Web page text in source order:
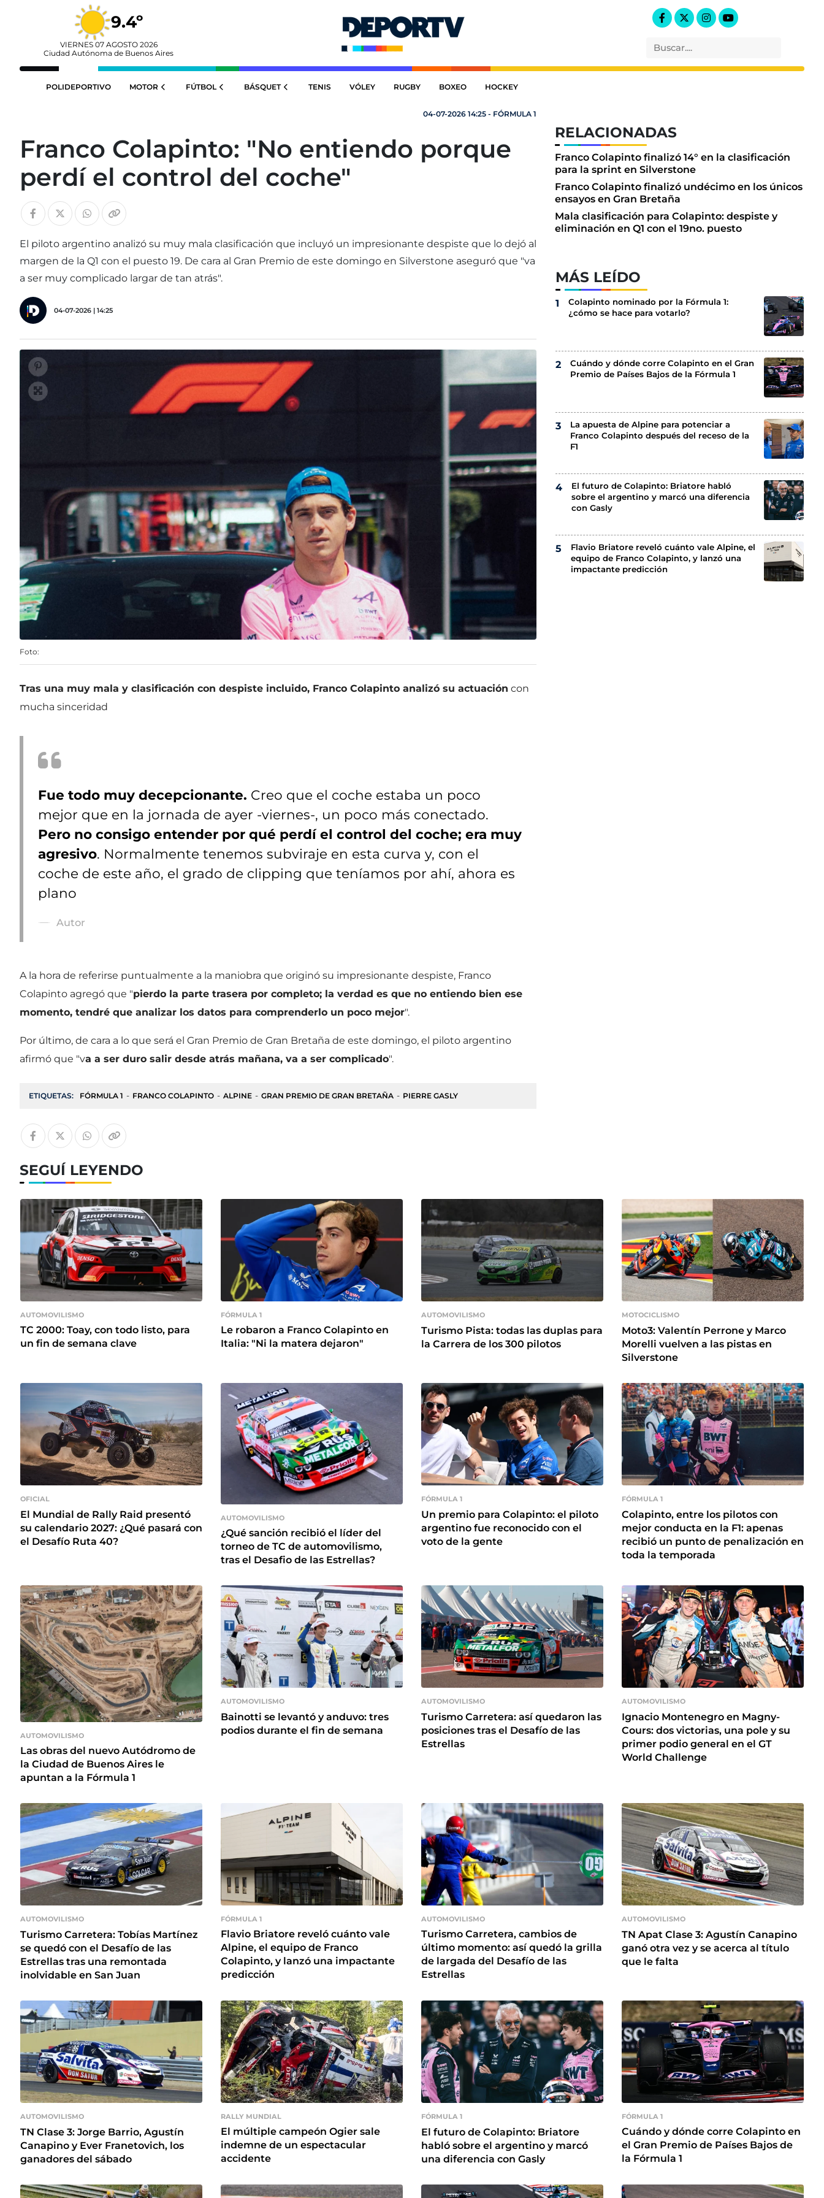
9.4º
VIERNES 07 AGOSTO 2026
Ciudad Autónoma de Buenos Aires
POLIDEPORTIVO MOTOR FÚTBOL BÁSQUET TENIS VÓLEY RUGBY BOXEO HOCKEY
04-07-2026 14:25 - FÓRMULA 1
Franco Colapinto: "No entiendo porque
perdí el control del coche"
El piloto argentino analizó su muy mala clasificación que incluyó un impresionante despiste que lo dejó al
margen de la Q1 con el puesto 19. De cara al Gran Premio de este domingo en Silverstone aseguró que "va
a ser muy complicado largar de tan atrás".
04-07-2026 | 14:25
Foto:
Tras una muy mala y clasificación con despiste incluido, Franco Colapinto analizó su actuación con
mucha sinceridad
Fue todo muy decepcionante. Creo que el coche estaba un poco
mejor que en la jornada de ayer -viernes-, un poco más conectado.
Pero no consigo entender por qué perdí el control del coche; era muy
agresivo. Normalmente tenemos subviraje en esta curva y, con el
coche de este año, el grado de clipping que teníamos por ahí, ahora es
plano
Autor
A la hora de referirse puntualmente a la maniobra que originó su impresionante despiste, Franco
Colapinto agregó que "pierdo la parte trasera por completo; la verdad es que no entiendo bien ese
momento, tendré que analizar los datos para comprenderlo un poco mejor".
Por último, de cara a lo que será el Gran Premio de Gran Bretaña de este domingo, el piloto argentino
afirmó que "va a ser duro salir desde atrás mañana, va a ser complicado".
ETIQUETAS: FÓRMULA 1 FRANCO COLAPINTO ALPINE GRAN PREMIO DE GRAN BRETAÑA PIERRE GASLY
RELACIONADAS
Franco Colapinto finalizó 14° en la clasificación
para la sprint en Silverstone
Franco Colapinto finalizó undécimo en los únicos
ensayos en Gran Bretaña
Mala clasificación para Colapinto: despiste y
eliminación en Q1 con el 19no. puesto
MÁS LEÍDO
Colapinto nominado por la Fórmula 1:
¿cómo se hace para votarlo?
Cuándo y dónde corre Colapinto en el Gran
Premio de Países Bajos de la Fórmula 1
La apuesta de Alpine para potenciar a
Franco Colapinto después del receso de la
F1
El futuro de Colapinto: Briatore habló
sobre el argentino y marcó una diferencia
con Gasly
Flavio Briatore reveló cuánto vale Alpine, el
equipo de Franco Colapinto, y lanzó una
impactante predicción
SEGUÍ LEYENDO
AUTOMOVILISMO
TC 2000: Toay, con todo listo, para
un fin de semana clave
FÓRMULA 1
Le robaron a Franco Colapinto en
Italia: "Ni la matera dejaron"
AUTOMOVILISMO
Turismo Pista: todas las duplas para
la Carrera de los 300 pilotos
MOTOCICLISMO
Moto3: Valentín Perrone y Marco
Morelli vuelven a las pistas en
Silverstone
OFICIAL
El Mundial de Rally Raid presentó
su calendario 2027: ¿Qué pasará con
el Desafío Ruta 40?
AUTOMOVILISMO
¿Qué sanción recibió el líder del
torneo de TC de automovilismo,
tras el Desafio de las Estrellas?
FÓRMULA 1
Un premio para Colapinto: el piloto
argentino fue reconocido con el
voto de la gente
FÓRMULA 1
Colapinto, entre los pilotos con
mejor conducta en la F1: apenas
recibió un punto de penalización en
toda la temporada
AUTOMOVILISMO
Las obras del nuevo Autódromo de
la Ciudad de Buenos Aires le
apuntan a la Fórmula 1
AUTOMOVILISMO
Bainotti se levantó y anduvo: tres
podios durante el fin de semana
AUTOMOVILISMO
Turismo Carretera: así quedaron las
posiciones tras el Desafío de las
Estrellas
AUTOMOVILISMO
Ignacio Montenegro en Magny-
Cours: dos victorias, una pole y su
primer podio general en el GT
World Challenge
AUTOMOVILISMO
Turismo Carretera: Tobías Martínez
se quedó con el Desafío de las
Estrellas tras una remontada
inolvidable en San Juan
FÓRMULA 1
Flavio Briatore reveló cuánto vale
Alpine, el equipo de Franco
Colapinto, y lanzó una impactante
predicción
AUTOMOVILISMO
Turismo Carretera, cambios de
último momento: así quedó la grilla
de largada del Desafío de las
Estrellas
AUTOMOVILISMO
TN Apat Clase 3: Agustín Canapino
ganó otra vez y se acerca al título
que le falta
AUTOMOVILISMO
TN Clase 3: Jorge Barrio, Agustín
Canapino y Ever Franetovich, los
ganadores del sábado
RALLY MUNDIAL
El múltiple campeón Ogier sale
indemne de un espectacular
accidente
FÓRMULA 1
El futuro de Colapinto: Briatore
habló sobre el argentino y marcó
una diferencia con Gasly
FÓRMULA 1
Cuándo y dónde corre Colapinto en
el Gran Premio de Países Bajos de
la Fórmula 1